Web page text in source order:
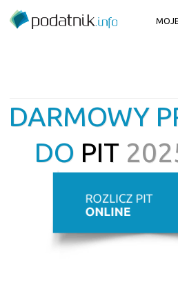
DARMOWY
DO PIT